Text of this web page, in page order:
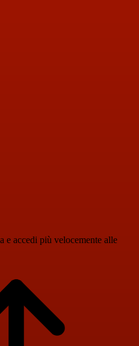
e accedi più velocemente alle